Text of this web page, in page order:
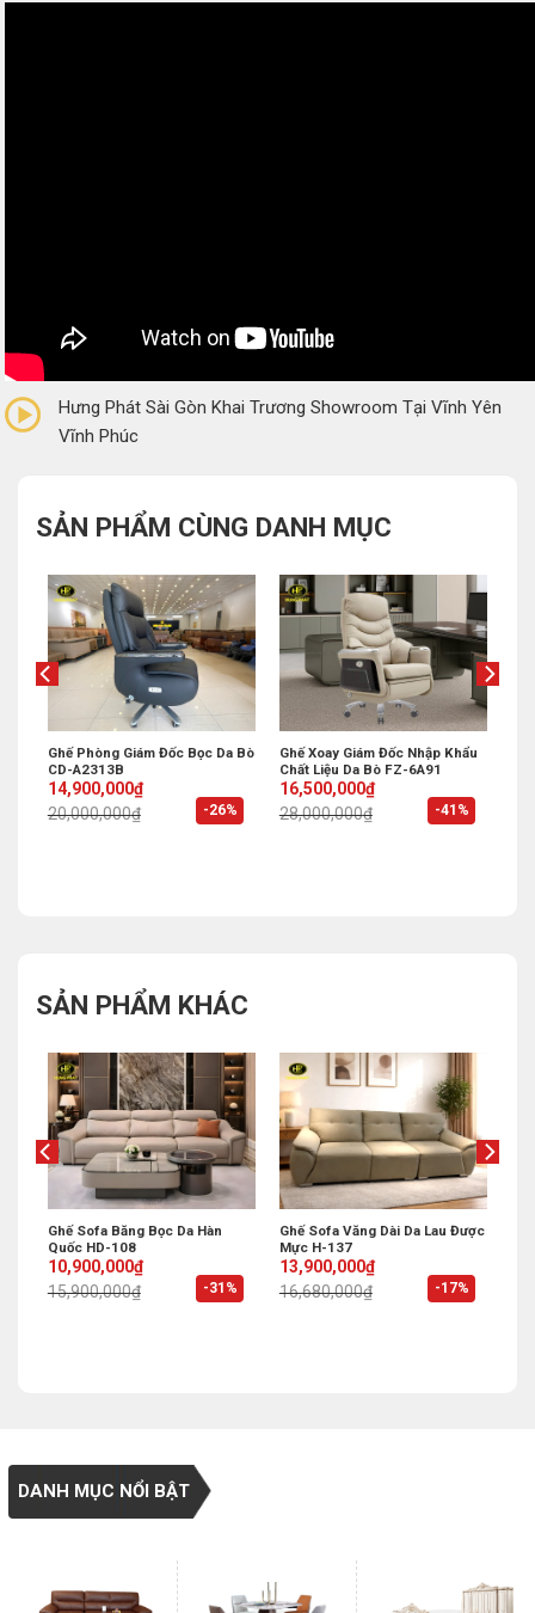
(0 Reviews)
Hưng Phát Sài Gòn Khai Trương Showroom Tại Vĩnh Yên
Vĩnh Phúc
SẢN PHẨM CÙNG DANH MỤC
-26%
Ghế Phòng Giám Đốc Bọc Da Bò
CD-A2313B
20,000,000₫
Original
price
was:
14,900,000₫
Current
price
is:
-41%
Ghế Xoay Giám Đốc Nhập Khẩu
Chất Liệu Da Bò FZ-6A91
28,000,000₫
Original
price
was:
16,500,000₫
Current
price
is:
SẢN PHẨM KHÁC
-31%
Ghế Sofa Băng Bọc Da Hàn
Quốc HD-108
15,900,000₫
Original
price
was:
10,900,000₫
Current
price
is:
-17%
Ghế Sofa Văng Dài Da Lau Được
Mực H-137
16,680,000₫
Original
price
was:
13,900,000₫
Current
price
is:
DANH MỤC NỔI BẬT